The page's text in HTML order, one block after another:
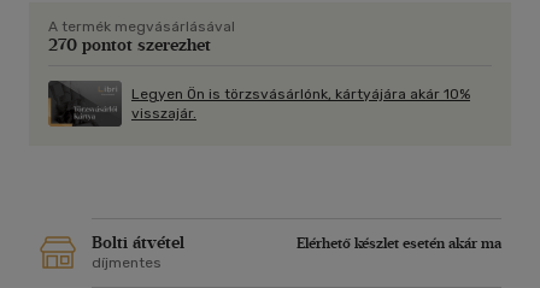
A termék megvásárlásával
270 pontot szerezhet
Legyen Ön is törzsvásárlónk, kártyájára akár 10%
visszajár.
Bolti átvétel
Elérhető készlet esetén akár ma
díjmentes